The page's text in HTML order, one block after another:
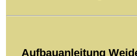
Aufbauanleitung